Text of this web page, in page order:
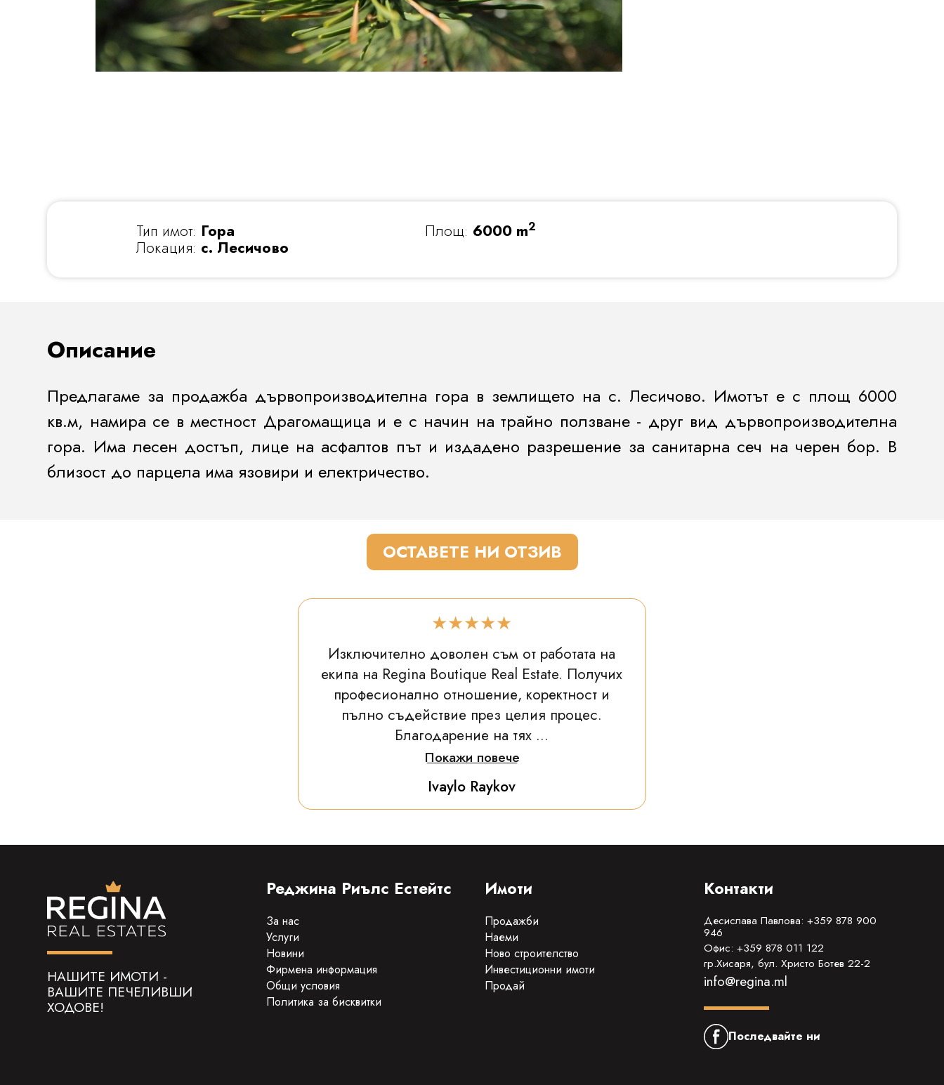
Тип имот: Гора
Локация: с. Лесичово
Площ: 6000 m2
Описание
Предлагаме за продажба дървопроизводителна гора в землището на с. Лесичово. Имотът е с площ 6000
кв.м, намира се в местност Драгомащица и е с начин на трайно ползване - друг вид дървопроизводителна
гора. Има лесен достъп, лице на асфалтов път и издадено разрешение за санитарна сеч на черен бор. В
близост до парцела има язовири и електричество.
ОСТАВЕТЕ НИ ОТЗИВ
★★★★★
Изключително доволен съм от работата на
екипа на Regina Boutique Real Estate. Получих
професионално отношение, коректност и
пълно съдействие през целия процес.
Благодарение на тях ...
Покажи повече
Ivaylo Raykov
НАШИТЕ ИМОТИ -
ВАШИТЕ ПЕЧЕЛИВШИ
ХОДОВЕ!
Реджина Риълс Естейтс
За нас
Услуги
Новини
Фирмена информация
Общи условия
Политика за бисквитки
Имоти
Продажби
Наеми
Ново строителство
Инвестиционни имоти
Продай
Контакти
Десислава Павлова: +359 878 900
946
Офис: +359 878 011 122
гр.Хисаря, бул. Христо Ботев 22-2
info@regina.ml
Последвайте ни